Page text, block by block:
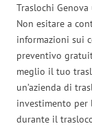
Traslochi
Non esitare a
informazioni sui
preventivo
meglio il tuo
un’azienda di
investimento per
durante il